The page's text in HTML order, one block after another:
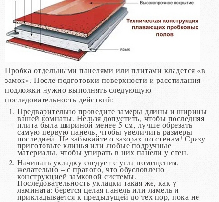
Пробка отдельными панелями или плитами кладется «в
замок». После подготовки поверхности и расстилания
подложки нужно выполнять следующую
последовательность действий:
Предварительно проведите замеры длины и ширины
вашей комнаты. Нельзя допустить, чтобы последняя
плита была шириной менее 5 см, лучше обрезать
самую первую панель, чтобы увеличить размеры
последней. Не забывайте о зазорах по стенам! Сразу
приготовьте клинья или любые подручные
материалы, чтобы упирать в них панели у стен.
Начинать укладку следует с угла помещения,
желательно – с правого, что обусловлено
конструкцией замковой системы.
Последовательность укладки такая же, как у
ламината: берется целая панель или ламель и
прикладывается к предыдущей до тех пор, пока не